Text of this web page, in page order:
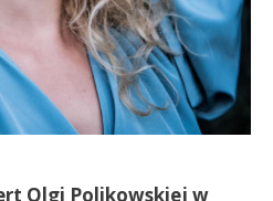
Olgi Polikowskiej w